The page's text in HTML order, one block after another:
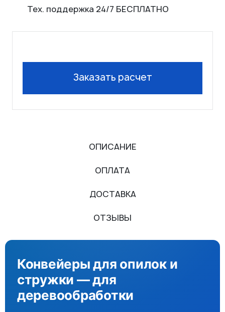
Заказать бесплатный звонок
Наш ТГ канал
Тех. поддержка 24/7 БЕСПЛАТНО
Заказать расчет
ОПИСАНИЕ
ОПЛАТА
ДОСТАВКА
ОТЗЫВЫ
Конвейеры для опилок и
стружки — для
деревообработки